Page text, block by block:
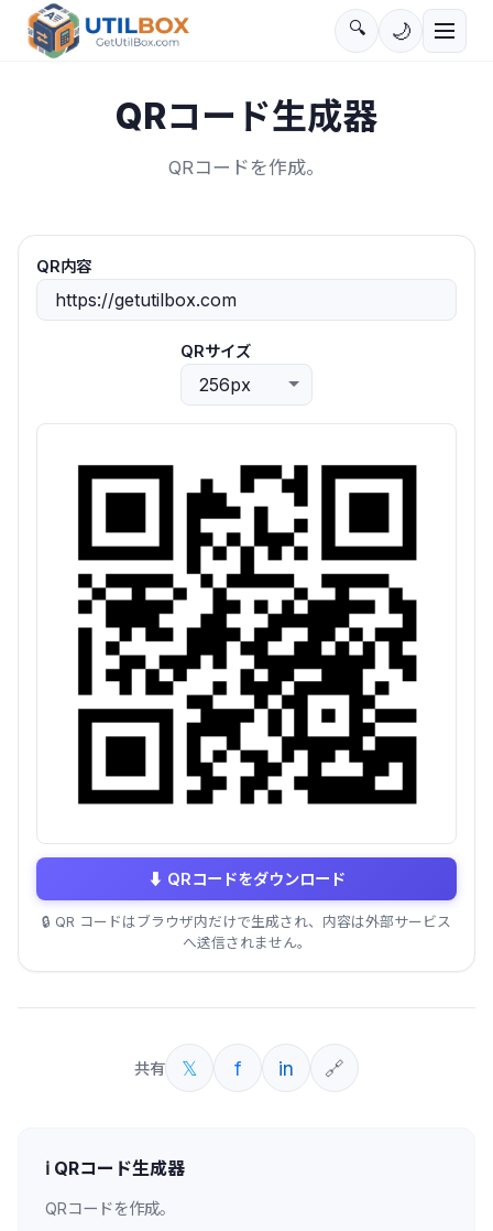
🔍 🌙
QRコード生成器
QRコードを作成。
QR内容
QRサイズ
⬇ QRコードをダウンロード
🔒 QR コードはブラウザ内だけで生成され、内容は外部サービス
へ送信されません。
共有 𝕏 f in 🔗
ℹ️ QRコード生成器
QRコードを作成。